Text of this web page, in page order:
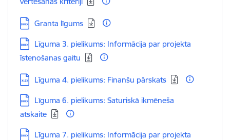
Lejupielādēt:
Granta līgums
Lejupielādēt:
Līguma 3. pielikums: Informācija par projekta
īstenošanas gaitu
Lejupielādēt:
Līguma 4. pielikums: Finanšu pārskats
Lejupielādēt:
Līguma 6. pielikums: Saturiskā ikmēneša
atskaite
Lejupielādēt:
Līguma 7. pielikums: Informācija par projekta